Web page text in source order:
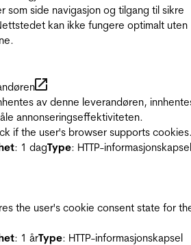
som side navigasjon og tilgang til sikre
kan ikke fungere optimalt uten
av denne leverandøren,
annonseringseffektiviteten.
if the user's browser supports
: 1 dagType: HTTP-informasjonskapsel
the user's cookie consent state for
: 1 årType: HTTP-informasjonskapsel